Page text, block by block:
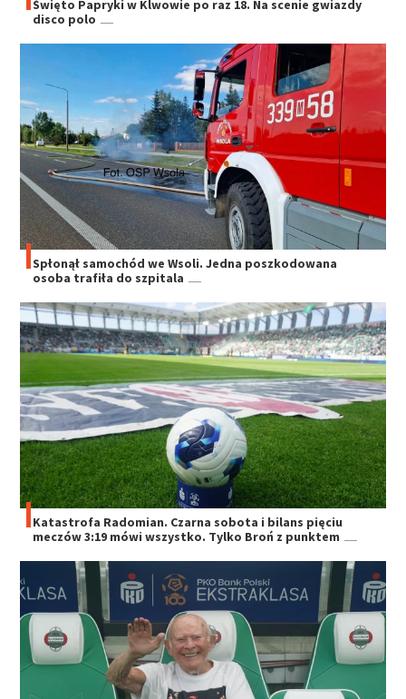
Święto Papryki w Klwowie po raz 18. Na scenie gwiazdy
disco polo
Spłonął samochód we Wsoli. Jedna poszkodowana
osoba trafiła do szpitala
Katastrofa Radomian. Czarna sobota i bilans pięciu
meczów 3:19 mówi wszystko. Tylko Broń z punktem